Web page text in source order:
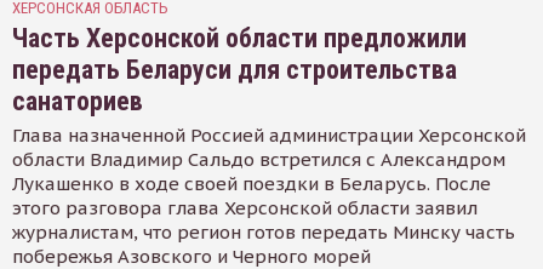
ХЕРСОНСКАЯ ОБЛАСТЬ
Часть Херсонской области предложили
передать Беларуси для строительства
санаториев
Глава назначенной Россией администрации Херсонской
области Владимир Сальдо встретился с Александром
Лукашенко в ходе своей поездки в Беларусь. После
этого разговора глава Херсонской области заявил
журналистам, что регион готов передать Минску часть
побережья Азовского и Черного морей